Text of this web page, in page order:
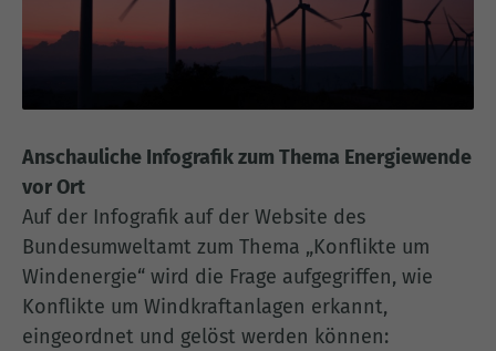
Anschauliche Infografik zum Thema Energiewende
vor Ort
Auf der Infografik auf der Website des
Bundesumweltamt zum Thema „Konflikte um
Windenergie“ wird die Frage aufgegriffen, wie
Konflikte um Windkraftanlagen erkannt,
eingeordnet und gelöst werden können: